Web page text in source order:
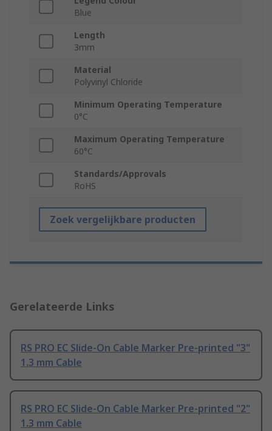
Blue
Length
3mm
Material
Polyvinyl Chloride
Minimum Operating Temperature
0°C
Maximum Operating Temperature
60°C
Standards/Approvals
RoHS
Zoek vergelijkbare producten
Gerelateerde Links
RS PRO EC Slide-On Cable Marker Pre-printed "3"
1.3 mm Cable
RS PRO EC Slide-On Cable Marker Pre-printed "2"
1.3 mm Cable